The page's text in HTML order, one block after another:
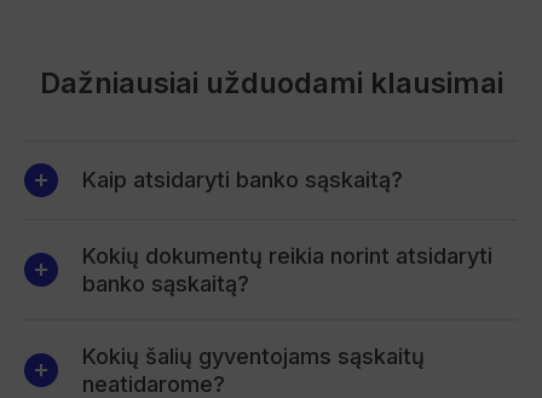
Dažniausiai užduodami klausimai
Kaip atsidaryti banko sąskaitą?
Kokių dokumentų reikia norint atsidaryti
banko sąskaitą?
Kokių šalių gyventojams sąskaitų
neatidarome?